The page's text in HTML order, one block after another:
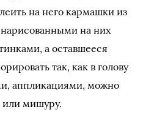
на него кармашки из
на них
а оставшееся
так, как в голову
аппликациями, можно
или мишуру.